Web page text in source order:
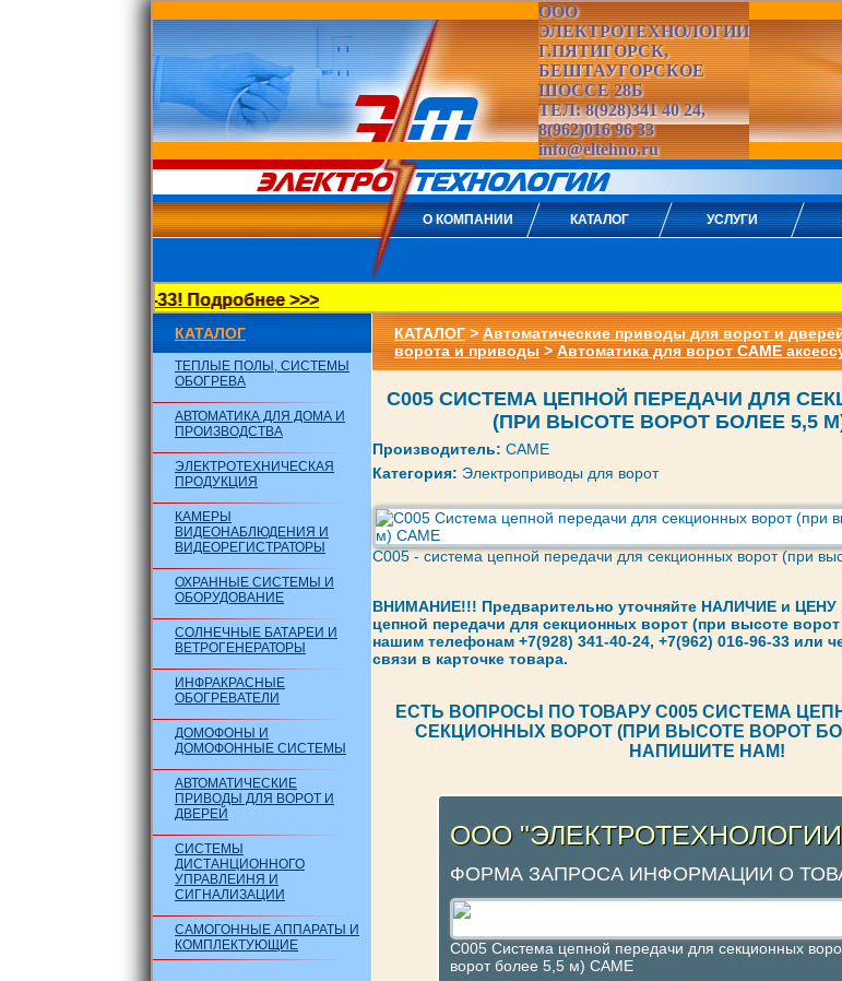
ООО
ЭЛЕКТРОТЕХНОЛОГИИ
Г.ПЯТИГОРСК,
БЕШТАУГОРСКОЕ
ШОССЕ 28Б
ТЕЛ: 8(928)341 40 24,
8(962)016 96 33
info@eltehno.ru
О КОМПАНИИ КАТАЛОГ УСЛУГИ
016-96-33! Подробнее >>>
КАТАЛОГ
ТЕПЛЫЕ ПОЛЫ, СИСТЕМЫ
ОБОГРЕВА
АВТОМАТИКА ДЛЯ ДОМА И
ПРОИЗВОДСТВА
ЭЛЕКТРОТЕХНИЧЕСКАЯ
ПРОДУКЦИЯ
КАМЕРЫ
ВИДЕОНАБЛЮДЕНИЯ И
ВИДЕОРЕГИСТРАТОРЫ
ОХРАННЫЕ СИСТЕМЫ И
ОБОРУДОВАНИЕ
СОЛНЕЧНЫЕ БАТАРЕИ И
ВЕТРОГЕНЕРАТОРЫ
ИНФРАКРАСНЫЕ
ОБОГРЕВАТЕЛИ
ДОМОФОНЫ И
ДОМОФОННЫЕ СИСТЕМЫ
АВТОМАТИЧЕСКИЕ
ПРИВОДЫ ДЛЯ ВОРОТ И
ДВЕРЕЙ
СИСТЕМЫ
ДИСТАНЦИОННОГО
УПРАВЛЕИНЯ И
СИГНАЛИЗАЦИИ
САМОГОННЫЕ АППАРАТЫ И
КОМПЛЕКТУЮЩИЕ
КАТАЛОГ>Автоматические приводы для ворот и
ворота и приводы>Автоматика для ворот CAME
C005 СИСТЕМА ЦЕПНОЙ ПЕРЕДАЧИ ДЛЯ
(ПРИ ВЫСОТЕ ВОРОТ БОЛЕЕ 5,5 М)
Производитель: CAME
Категория: Электроприводы для ворот
C005 - система цепной передачи для секционных ворот (при
ВНИМАНИЕ!!! Предварительно уточняйте НАЛИЧИЕ и ЦЕНУ
цепной передачи для секционных ворот (при высоте
нашим телефонам +7(928) 341-40-24, +7(962) 016-96-33 или
связи в карточке товара.
ЕСТЬ ВОПРОСЫ ПО ТОВАРУ C005 СИСТЕМА
СЕКЦИОННЫХ ВОРОТ (ПРИ ВЫСОТЕ ВОРОТ
НАПИШИТЕ НАМ!
ООО
ФОРМА ЗАПРОСА ИНФОРМАЦИИ О
C005 Система цепной передачи для секционных
ворот более 5,5 м) CAME